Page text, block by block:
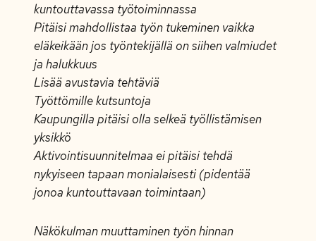
kuntouttavassa työtoiminnassa
Pitäisi mahdollistaa työn tukeminen vaikka
eläkeikään jos työntekijällä on siihen valmiudet
ja halukkuus
Lisää avustavia tehtäviä
Työttömille kutsuntoja
Kaupungilla pitäisi olla selkeä työllistämisen
yksikkö
Aktivointisuunnitelmaa ei pitäisi tehdä
nykyiseen tapaan monialaisesti (pidentää
jonoa kuntouttavaan toimintaan)
Näkökulman muuttaminen työn hinnan